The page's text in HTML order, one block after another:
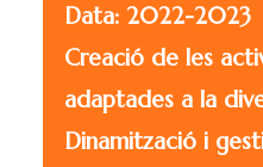
Data: 2022-2023
Creació de les
adaptades a la
Dinamització i